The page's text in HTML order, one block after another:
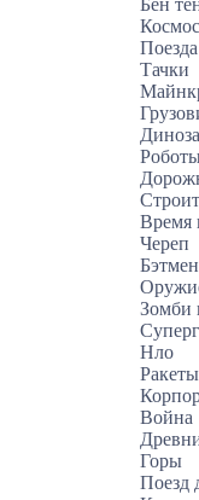
Бен
Космос
Поезда
Тачки
Время
Череп
Бэтмен
Зомби
Нло
Ракеты
Война
Горы
Поезд